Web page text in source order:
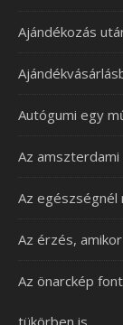
Ajándékozás
Autógumi egy
Az
Az egészségnél
Az érzés,
Az önarckép
tükörben is